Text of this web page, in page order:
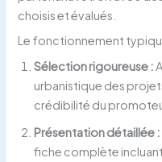
choisis et évalués.
Le fonctionnement
Sélection rigoureuse :
urbanistique des
crédibilité du
Présentation détaillée :
fiche complète